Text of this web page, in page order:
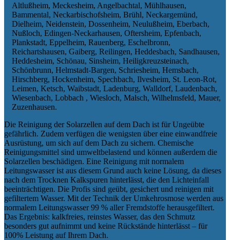
Altlußheim, Meckesheim, Angelbachtal, Mühlhausen,
Bammental, Neckarbischofsheim, Brühl, Neckargemünd,
Dielheim, Neidenstein, Dossenheim, Neulußheim, Eberbach,
Nußloch, Edingen-Neckarhausen, Oftersheim, Epfenbach,
Plankstadt, Eppelheim, Rauenberg, Eschelbronn,
Reichartshausen, Gaiberg, Reilingen, Heddesbach, Sandhausen,
Heddesheim, Schönau, Sinsheim, Heiligkreuzsteinach,
Schönbrunn, Helmstadt-Bargen, Schriesheim, Hemsbach,
Hirschberg, Hockenheim, Spechbach, Ilvesheim, St. Leon-Rot,
Leimen, Ketsch, Waibstadt, Ladenburg, Walldorf, Laudenbach,
Wiesenbach, Lobbach , Wiesloch, Malsch, Wilhelmsfeld, Mauer,
Zuzenhausen.
Die Reinigung der Solarzellen auf dem Dach ist für Ungeübte
gefährlich. Zudem verfügen die wenigsten über eine einwandfreie
Ausrüstung, um sich auf dem Dach zu sichern. Chemische
Reinigungsmittel sind umweltbelastend und können außerdem die
Solarzellen beschädigen. Eine Reinigung mit normalem
Leitungswasser ist aus diesem Grund auch keine Lösung, da dieses
nach dem Trocknen Kalkspuren hinterlässt, die den Lichteinfall
beeinträchtigen. Die Profis sind geübt, gesichert und reinigen mit
gefiltertem Wasser. Mit der Technik der Umkehrosmose werden aus
normalem Leitungswasser 99 % aller Fremdstoffe herausgefiltert.
Das Ergebnis: kalkfreies, reinstes Wasser, das den Schmutz
besonders gut aufnimmt und keine Rückstände hinterlässt – für
100% Leistung auf Ihrem Dach.